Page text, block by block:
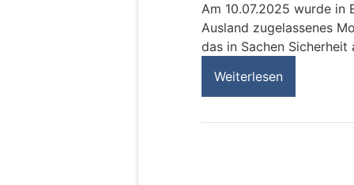
Am 10.07.2025 wurde in
Ausland zugelassenes
das in Sachen Sicherheit
Weiterlesen